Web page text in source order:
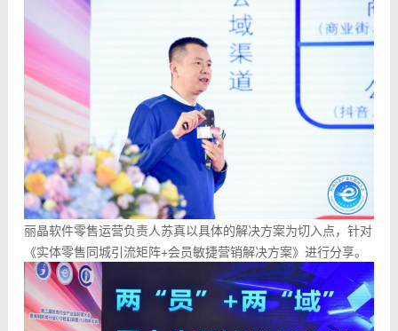
丽晶软件零售运营负责人苏真以具体的解决方案为切入点，针对
《实体零售同城引流矩阵+会员敏捷营销解决方案》进行分享。